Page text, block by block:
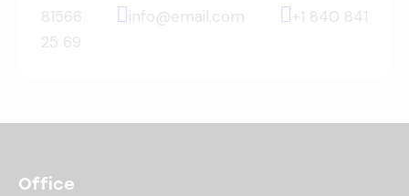
81566
info@email.com
+1 840 841
25 69
Office